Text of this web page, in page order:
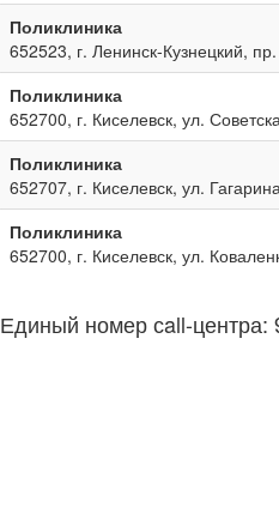
Поликлиника
652523, г. Ленинск-Кузнецкий,
Поликлиника
652700, г. Киселевск, ул.
Поликлиника
652707, г. Киселевск, ул.
Поликлиника
652700, г. Киселевск, ул.
Единый номер сall-центра: